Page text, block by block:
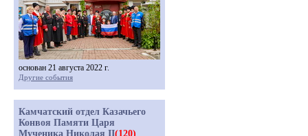
основан 21 августа 2022 г.
Другие события
Камчатский отдел Казачьего
Конвоя Памяти Царя
Мученика Николая II(120)